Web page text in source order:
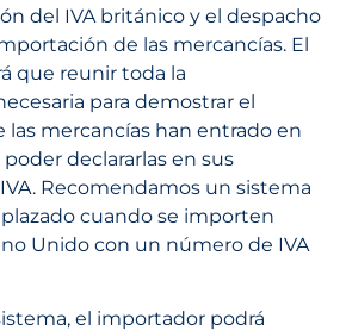
del IVA británico y el despacho
de las mercancías. El
que reunir toda la
para demostrar el
mercancías han entrado en
declararlas en sus
Recomendamos un sistema
cuando se importen
Unido con un número de IVA
el importador podrá